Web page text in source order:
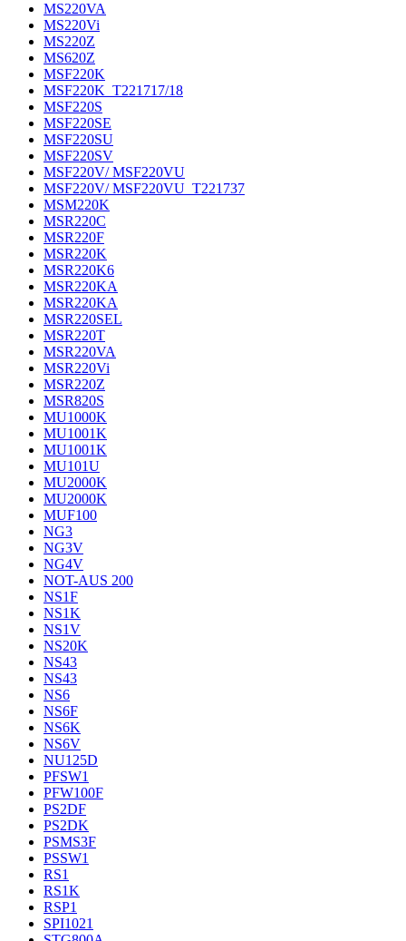
MS220VA
MS220Vi
MS220Z
MS620Z
MSF220K
MSF220K_T221717/18
MSF220S
MSF220SE
MSF220SU
MSF220SV
MSF220V/ MSF220VU
MSF220V/ MSF220VU_T221737
MSM220K
MSR220C
MSR220F
MSR220K
MSR220K6
MSR220KA
MSR220KA
MSR220SEL
MSR220T
MSR220VA
MSR220Vi
MSR220Z
MSR820S
MU1000K
MU1001K
MU1001K
MU101U
MU2000K
MU2000K
MUF100
NG3
NG3V
NG4V
NOT-AUS 200
NS1F
NS1K
NS1V
NS20K
NS43
NS43
NS6
NS6F
NS6K
NS6V
NU125D
PFSW1
PFW100F
PS2DF
PS2DK
PSMS3F
PSSW1
RS1
RS1K
RSP1
SPI1021